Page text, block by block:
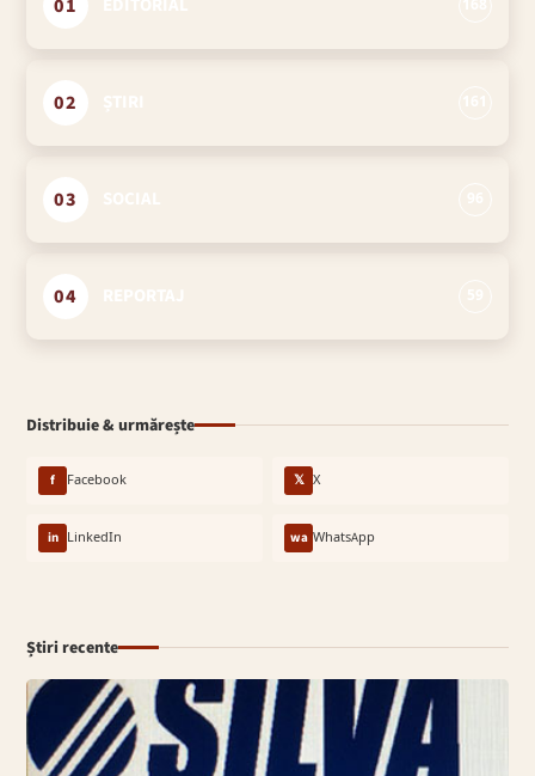
01
02
03
04
Distribuie & urmărește
f Facebook 𝕏 X
in LinkedIn wa WhatsApp
Știri recente